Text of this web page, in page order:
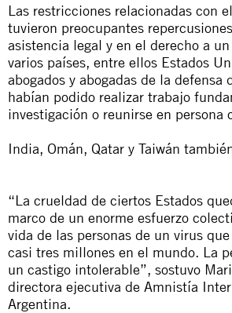
Las restricciones relacionadas con el
tuvieron preocupantes
asistencia legal y en el derecho a
varios países, entre ellos Estados
abogados y abogadas de la defensa
habían podido realizar trabajo
investigación o reunirse en persona
India, Omán, Qatar y Taiwán
“L a crueldad de ciertos Estados
marco de un enorme esfuerzo
vida de las personas de un virus
casi tres millones en el mundo. La
un castigo intolerable”, sostuvo
directora ejecutiva de Amnistía
Argentina.